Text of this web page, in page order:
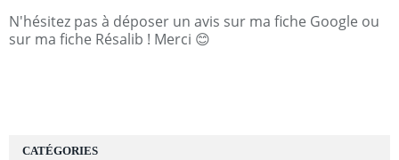
CATÉGORIES
N'hésitez pas à déposer un avis sur ma fiche Google ou
sur ma fiche Résalib ! Merci 😊